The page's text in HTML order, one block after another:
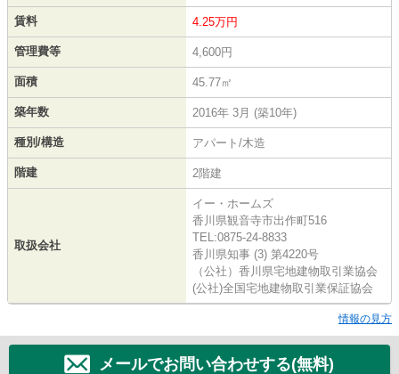
賃料 4.25万円
管理費等 4,600円
面積 45.77㎡
築年数 2016年 3月 (築10年)
種別/構造 アパート/木造
階建 2階建
取扱会社
イー・ホームズ
香川県観音寺市出作町516
TEL:0875-24-8833
香川県知事 (3) 第4220号
（公社）香川県宅地建物取引業協会
(公社)全国宅地建物取引業保証協会
情報の見方
メールでお問い合わせする(無料)